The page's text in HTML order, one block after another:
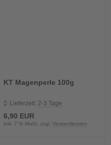
KT Magenperle 100g
Lieferzeit: 2-3 Tage
6,90 EUR
inkl. 7 % MwSt. zzgl. Versandkosten